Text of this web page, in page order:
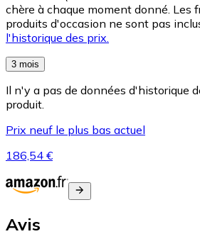
chère à chaque moment donné. Les
produits d'occasion ne sont pas
l'historique des prix.
3 mois
Il n'y a pas de données d'historique
produit.
Prix neuf le plus bas actuel
186,54 €
Avis